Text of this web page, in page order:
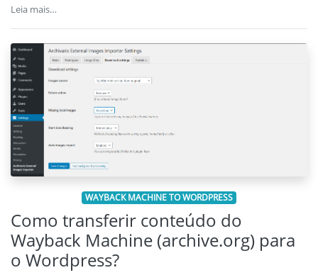
Leia mais…
WAYBACK MACHINE TO WORDPRESS
Como transferir conteúdo do
Wayback Machine (archive.org) para
o Wordpress?